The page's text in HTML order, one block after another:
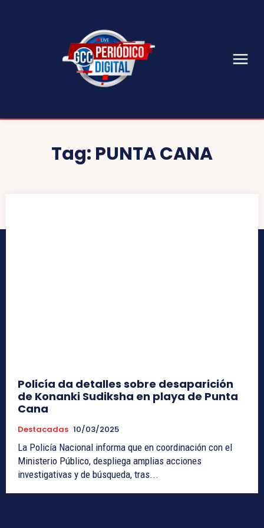
Tag: PUNTA CANA
Policía da detalles sobre desaparición
de Konanki Sudiksha en playa de Punta
Cana
Destacadas 10/03/2025
La Policía Nacional informa que en coordinación con el
Ministerio Público, despliega amplias acciones
investigativas y de búsqueda, tras...